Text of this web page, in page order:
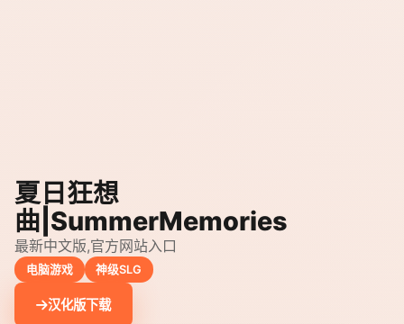
夏日狂想
曲|SummerMemories
最新中文版,官方网站入口
电脑游戏 神级SLG
汉化版下载